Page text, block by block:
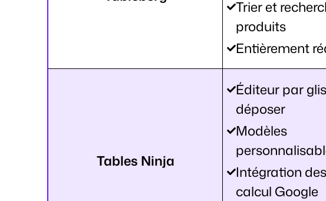
Trier et
produits
Entièrement
Tables Ninja
Éditeur par
déposer
Modèles
Intégration
calcul Google